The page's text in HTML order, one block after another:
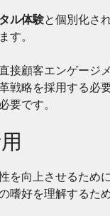
ル体験と個別化さ
す。
接顧客エンゲージ
戦略を採用する必
要です。
を向上させるため
嗜好を理解するた